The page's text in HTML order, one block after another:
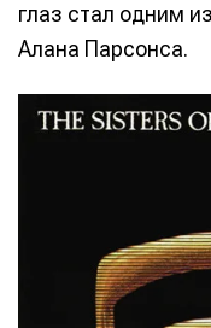
глаз стал одним
Алана Парсонса.